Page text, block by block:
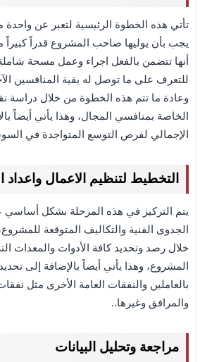
تأتي هذه الخطوة الرئيسية لتعبر عن
يجب بأن يوليها صاحب المشروع قدراً كبيراً
أنها تتضمن بالفعل اجراء وعمل مسحة
للتعرف على ما توصل له بقية المنافسين
وعادة ما تتم هذه الخطوة من خلال دراسة
الخاصة بمنافسي المجال، وهذا يأتي أيضاً
الإجمالي لفرص التوسع المتواجدة في
التخطيط لتنظيم الاعمال واعداد
يتم التركيز في هذه المرحلة بشكل أساسي
الجدوى الفنية والتكاليف المتوقعة
خلال رصد وتحديد كافة الأدوات والمعدات
المشروع، وهذا يأتي أيضاً بالإضافة إلى
بالعاملين والنفقات العامة الأخرى مثل
والمرافق وغيرها..
مراجعة وتحليل البيانات